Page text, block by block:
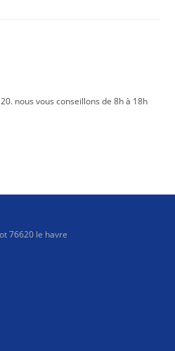
nous vous conseillons de 8h à 18h
76620 le havre